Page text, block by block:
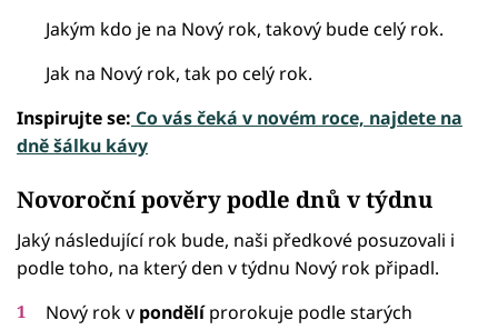
Jakým kdo je na Nový rok, takový bude celý rok.
Jak na Nový rok, tak po celý rok.
Inspirujte se: Co vás čeká v novém roce, najdete na
dně šálku kávy
Novoroční pověry podle dnů v týdnu
Jaký následující rok bude, naši předkové posuzovali i
podle toho, na který den v týdnu Nový rok připadl.
Nový rok v pondělíprorokuje podle starých